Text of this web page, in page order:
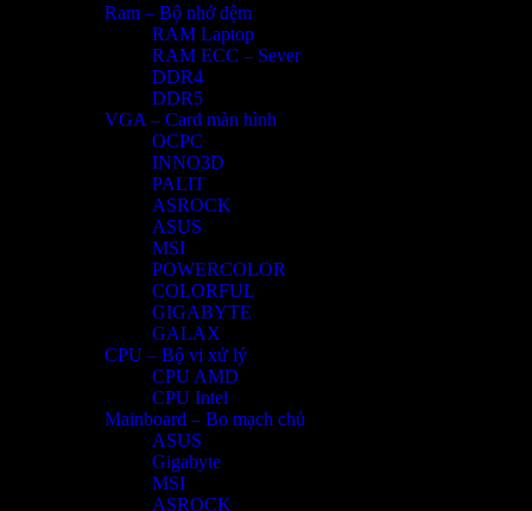
Ram – Bộ nhớ đệm
RAM Laptop
RAM ECC – Sever
DDR4
DDR5
VGA – Card màn hình
OCPC
INNO3D
PALIT
ASROCK
ASUS
MSI
POWERCOLOR
COLORFUL
GIGABYTE
GALAX
CPU – Bộ vi xử lý
CPU AMD
CPU Intel
Mainboard – Bo mạch chủ
ASUS
Gigabyte
MSI
ASROCK